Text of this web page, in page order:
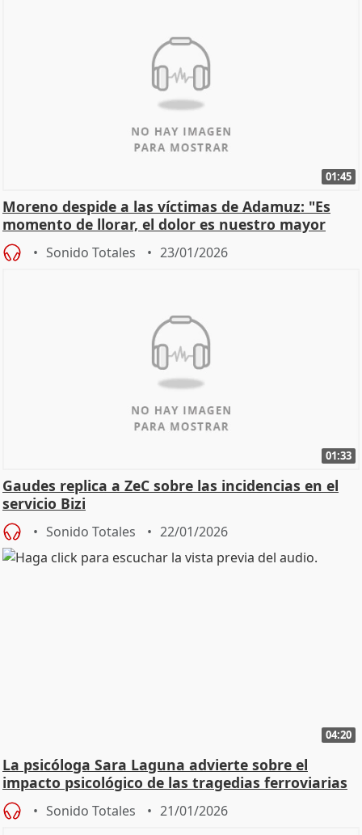
01:45
Moreno despide a las víctimas de Adamuz: "Es
momento de llorar, el dolor es nuestro mayor
homenaje"
Sonido Totales 23/01/2026
01:33
Gaudes replica a ZeC sobre las incidencias en el
servicio Bizi
Sonido Totales 22/01/2026
04:20
La psicóloga Sara Laguna advierte sobre el
impacto psicológico de las tragedias ferroviarias
Sonido Totales 21/01/2026